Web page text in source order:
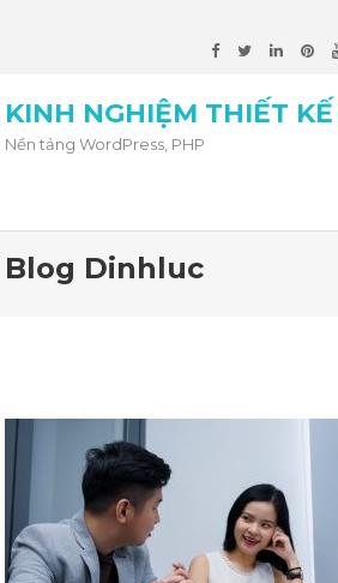
KINH NGHIỆM THIẾT
Nền tảng WordPress, PHP
Blog Dinhluc